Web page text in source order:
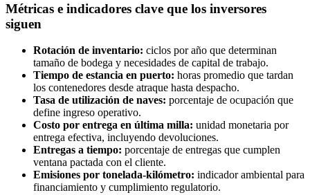
Métricas e indicadores clave que los inversores
siguen
Rotación de inventario: ciclos por año que determinan
tamaño de bodega y necesidades de capital de trabajo.
Tiempo de estancia en puerto: horas promedio que tardan
los contenedores desde atraque hasta despacho.
Tasa de utilización de naves: porcentaje de ocupación que
define ingreso operativo.
Costo por entrega en última milla: unidad monetaria por
entrega efectiva, incluyendo devoluciones.
Entregas a tiempo: porcentaje de entregas que cumplen
ventana pactada con el cliente.
Emisiones por tonelada-kilómetro: indicador ambiental para
financiamiento y cumplimiento regulatorio.